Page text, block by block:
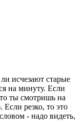
исчезают старые
на минуту. Если
ты смотришь на
резко, то это
- надо видеть,